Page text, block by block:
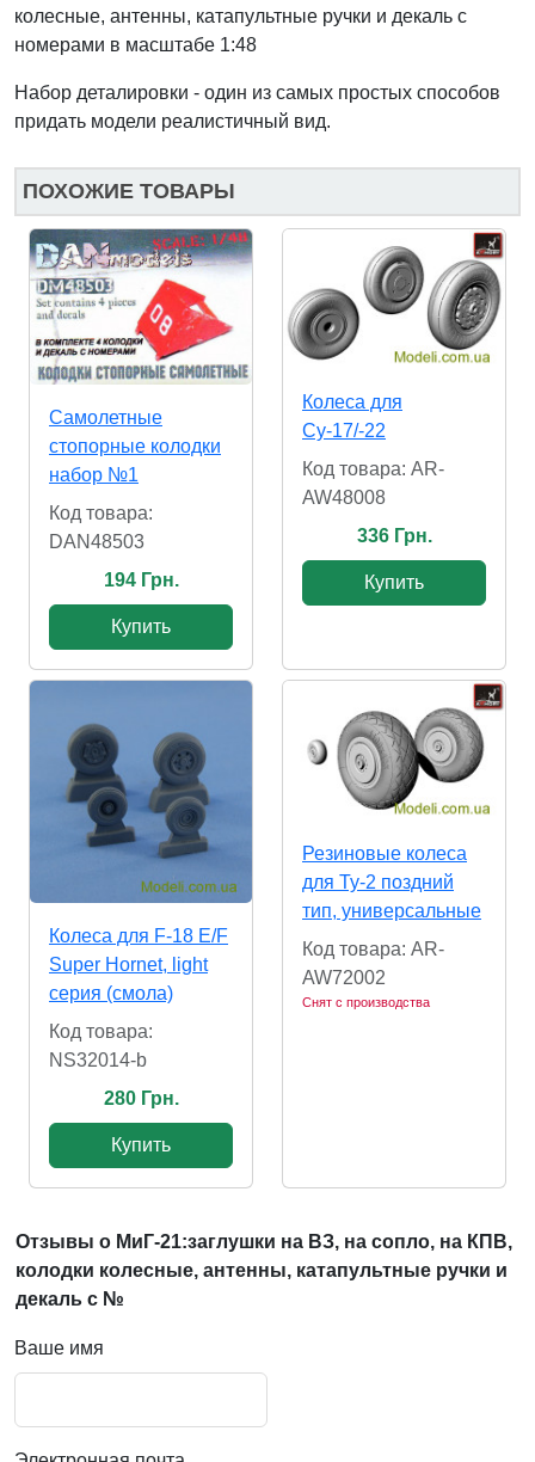
колесные, антенны, катапультные ручки и декаль с
номерами в масштабе 1:48
Набор деталировки - один из самых простых способов
придать модели реалистичный вид.
ПОХОЖИЕ ТОВАРЫ
Самолетные
стопорные колодки
набор №1
Код товара:
DAN48503
194 Грн.
Купить
Колеса для
Су-17/-22
Код товара: AR-
AW48008
336 Грн.
Купить
Колеса для F-18 E/F
Super Hornet, light
серия (смола)
Код товара:
NS32014-b
280 Грн.
Купить
Резиновые колеса
для Ту-2 поздний
тип, универсальные
Код товара: AR-
AW72002
Снят с производства
Отзывы о МиГ-21:заглушки на ВЗ, на сопло, на КПВ,
колодки колесные, антенны, катапультные ручки и
декаль с №
Ваше имя